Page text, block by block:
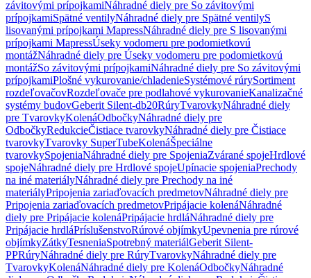
závitovými prípojkamiNáhradné diely pre So závitovými
prípojkamiSpätné ventilyNáhradné diely pre Spätné ventilyS
lisovanými prípojkami MapressNáhradné diely pre S lisovanými
prípojkami MapressÚseky vodomeru pre podomietkovú
montážNáhradné diely pre Úseky vodomeru pre podomietkovú
montážSo závitovými prípojkamiNáhradné diely pre So závitovými
prípojkamiPlošné vykurovanie/chladenieSystémové rúrySortiment
rozdeľovačovRozdeľovače pre podlahové vykurovanieKanalizačné
systémy budovGeberit Silent-db20RúryTvarovkyNáhradné diely
pre TvarovkyKolenáOdbočkyNáhradné diely pre
OdbočkyRedukcieČistiace tvarovkyNáhradné diely pre Čistiace
tvarovkyTvarovky SuperTubeKolenáŠpeciálne
tvarovkySpojeniaNáhradné diely pre SpojeniaZvárané spojeHrdlové
spojeNáhradné diely pre Hrdlové spojeUpínacie spojeniaPrechody
na iné materiályNáhradné diely pre Prechody na iné
materiályPripojenia zariaďovacích predmetovNáhradné diely pre
Pripojenia zariaďovacích predmetovPripájacie kolenáNáhradné
diely pre Pripájacie kolenáPripájacie hrdláNáhradné diely pre
Pripájacie hrdláPríslušenstvoRúrové objímkyUpevnenia pre rúrové
objímkyZátkyTesneniaSpotrebný materiálGeberit Silent-
PPRúryNáhradné diely pre RúryTvarovkyNáhradné diely pre
TvarovkyKolenáNáhradné diely pre KolenáOdbočkyNáhradné